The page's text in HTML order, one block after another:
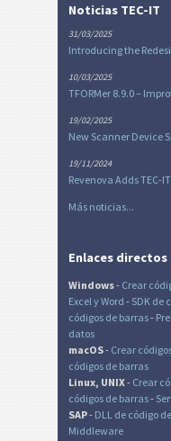
Noticias TEC-IT
31/03/2025
Introducing the
10/03/2025
TFORMer 8.9.0 –
19/02/2025
New Scanner Device
19/11/2024
Revenova Adds TEC-
Más noticias...
Enlaces directos
Windows- Crear
Excel y Word - SDK de
códigos de barras-
datos
macOS- Crear
códigos de barras
Linux, UNIX- Crear
códigos de barras-
SAP- DLL de código
Middleware